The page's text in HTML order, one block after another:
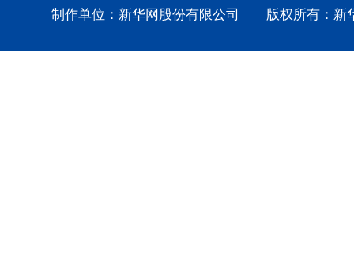
制作单位：新华网股份有限公司 版权所有：新